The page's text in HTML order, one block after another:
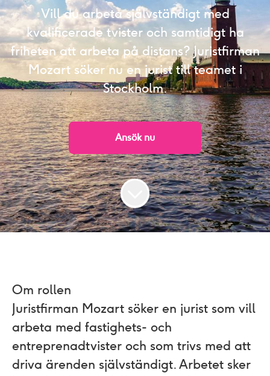
Vill du arbeta självständigt med
kvalificerade tvister och samtidigt ha
friheten att arbeta på distans? Juristfirman
Mozart söker nu en jurist till teamet i
Stockholm.
Ansök nu
Om rollen
Juristfirman Mozart söker en jurist som vill
arbeta med fastighets- och
entreprenadtvister och som trivs med att
driva ärenden självständigt. Arbetet sker